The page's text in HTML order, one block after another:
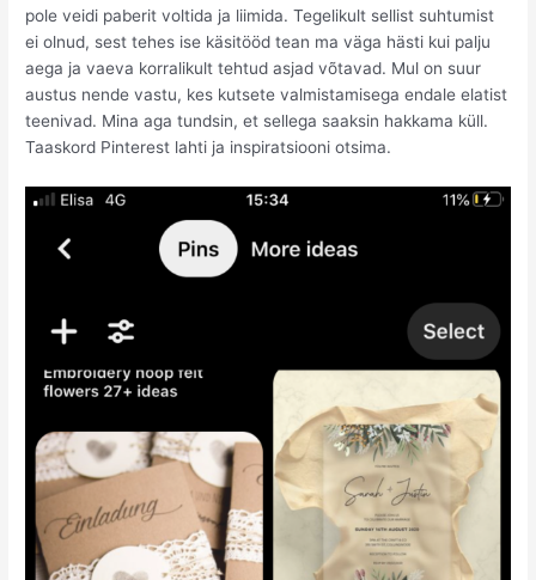
pole veidi paberit voltida ja liimida. Tegelikult sellist suhtumist
ei olnud, sest tehes ise käsitööd tean ma väga hästi kui palju
aega ja vaeva korralikult tehtud asjad võtavad. Mul on suur
austus nende vastu, kes kutsete valmistamisega endale elatist
teenivad. Mina aga tundsin, et sellega saaksin hakkama küll.
Taaskord Pinterest lahti ja inspiratsiooni otsima.